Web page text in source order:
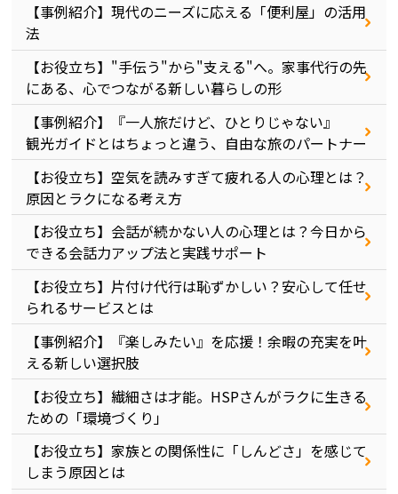
【事例紹介】現代のニーズに応える「便利屋」の活用
法
【お役立ち】"手伝う"から"支える"へ。家事代行の先
にある、心でつながる新しい暮らしの形
【事例紹介】『一人旅だけど、ひとりじゃない』
観光ガイドとはちょっと違う、自由な旅のパートナー
【お役立ち】空気を読みすぎて疲れる人の心理とは？
原因とラクになる考え方
【お役立ち】会話が続かない人の心理とは？今日から
できる会話力アップ法と実践サポート
【お役立ち】片付け代行は恥ずかしい？安心して任せ
られるサービスとは
【事例紹介】『楽しみたい』を応援！余暇の充実を叶
える新しい選択肢
【お役立ち】繊細さは才能。HSPさんがラクに生きる
ための「環境づくり」
【お役立ち】家族との関係性に「しんどさ」を感じて
しまう原因とは